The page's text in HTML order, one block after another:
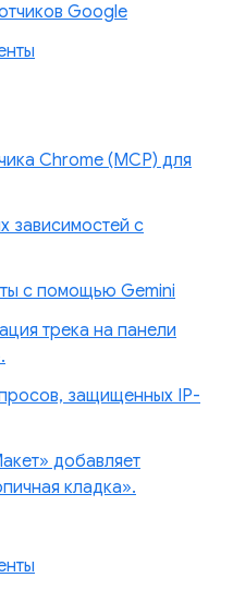
Google
Chrome (MCP) для
зависимостей с
с помощью Gemini
трека на панели
защищенных IP-
добавляет
кладка».